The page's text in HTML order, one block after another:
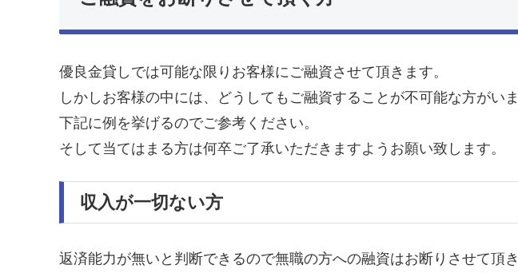
優良金貸しでは可能な限りお客様にご融資させて頂きます。
しかしお客様の中には、どうしてもご融資することが不可能な方がいま
下記に例を挙げるのでご参考ください。
そして当てはまる方は何卒ご了承いただきますようお願い致します。
収入が一切ない方
返済能力が無いと判断できるので無職の方への融資はお断りさせて頂き